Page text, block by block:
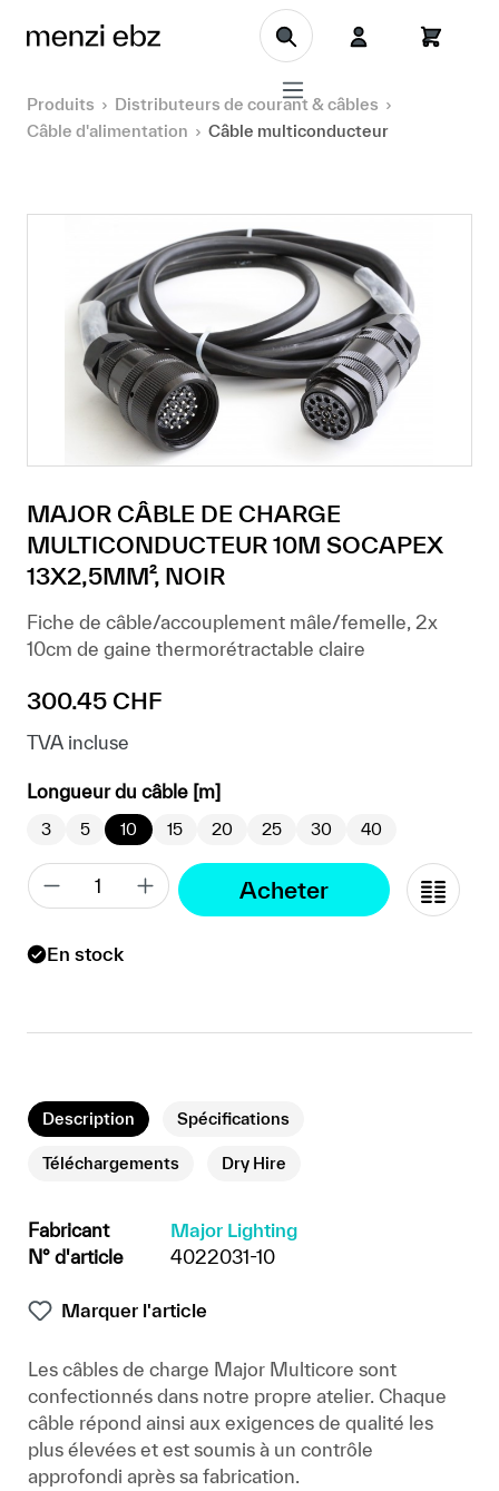
Aller au contenu principal
Produits
Distributeurs de courant & câbles
Câble d'alimentation
Câble multiconducteur
MAJOR CÂBLE DE CHARGE
MULTICONDUCTEUR 10M SOCAPEX
13X2,5MM², NOIR
Fiche de câble/accouplement mâle/femelle, 2x
10cm de gaine thermorétractable claire
Prix régulier :
300.45 CHF
TVA incluse
Longueur du câble [m]sélectionner
3 5 10 15 20 25 30 40
Acheter
En stock
Description Spécifications
Téléchargements Dry Hire
Fabricant
Major Lighting
N° d'article
4022031-10
Marquer l'article
Les câbles de charge Major Multicore sont
confectionnés dans notre propre atelier. Chaque
câble répond ainsi aux exigences de qualité les
plus élevées et est soumis à un contrôle
approfondi après sa fabrication.